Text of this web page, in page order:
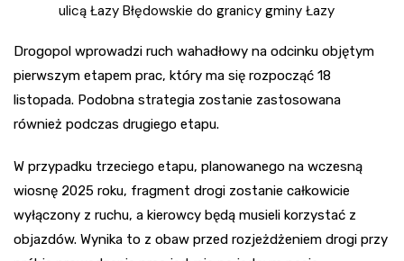
ulicą Łazy Błędowskie do granicy gminy Łazy
Drogopol wprowadzi ruch wahadłowy na odcinku objętym
pierwszym etapem prac, który ma się rozpocząć 18
listopada. Podobna strategia zostanie zastosowana
również podczas drugiego etapu.
W przypadku trzeciego etapu, planowanego na wczesną
wiosnę 2025 roku, fragment drogi zostanie całkowicie
wyłączony z ruchu, a kierowcy będą musieli korzystać z
objazdów. Wynika to z obaw przed rozjeżdżeniem drogi przy